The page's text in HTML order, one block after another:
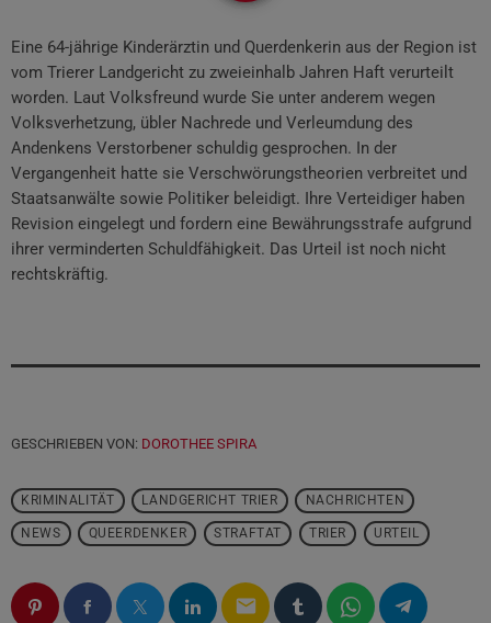
Eine 64-jährige Kinderärztin und Querdenkerin aus der Region ist
vom Trierer Landgericht zu zweieinhalb Jahren Haft verurteilt
worden. Laut Volksfreund wurde Sie unter anderem wegen
Volksverhetzung, übler Nachrede und Verleumdung des
Andenkens Verstorbener schuldig gesprochen. In der
Vergangenheit hatte sie Verschwörungstheorien verbreitet und
Staatsanwälte sowie Politiker beleidigt. Ihre Verteidiger haben
Revision eingelegt und fordern eine Bewährungsstrafe aufgrund
ihrer verminderten Schuldfähigkeit. Das Urteil ist noch nicht
rechtskräftig.
GESCHRIEBEN VON: DOROTHEE SPIRA
KRIMINALITÄT LANDGERICHT TRIER NACHRICHTEN
NEWS QUEERDENKER STRAFTAT TRIER URTEIL
email